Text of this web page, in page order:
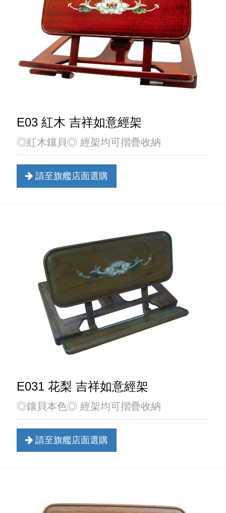
E03 紅木 吉祥如意經架
◎紅木鑲貝◎ 經架均可摺疊收納
請至旗艦店面選購
E031 花梨 吉祥如意經架
◎鑲貝本色◎ 經架均可摺疊收納
請至旗艦店面選購